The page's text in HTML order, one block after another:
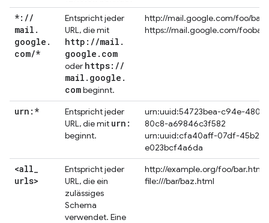
*: //
mail .
google .
com/*
Entspricht jeder
URL, die mit
http: //mail .
google . com
oder https: //
mail . google .
combeginnt.
http://mail.google.com/foo/
https://mail.google.com/foobar
urn:*
Entspricht jeder
URL, die mit urn:
beginnt.
urn:uuid:54723bea-c94e-480e-
80c8-a69846c3f582
urn:uuid:cfa40aff-07df-45b2-
e023bcf4a6da
<all_
urls>
Entspricht jeder
URL, die ein
zulässiges
Schema
verwendet. Eine
http://example.org/foo/bar.html
file:///bar/baz.html